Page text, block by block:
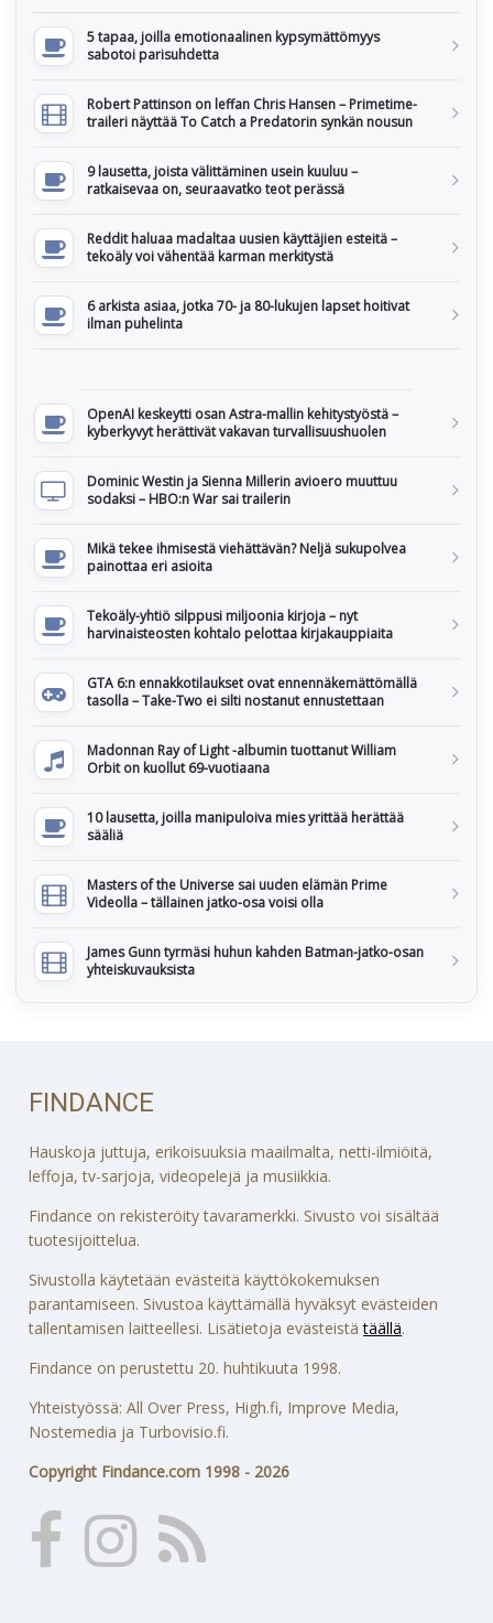
5 tapaa, joilla emotionaalinen kypsymättömyys
sabotoi parisuhdetta
Robert Pattinson on leffan Chris Hansen – Primetime-
traileri näyttää To Catch a Predatorin synkän nousun
9 lausetta, joista välittäminen usein kuuluu –
ratkaisevaa on, seuraavatko teot perässä
Reddit haluaa madaltaa uusien käyttäjien esteitä –
tekoäly voi vähentää karman merkitystä
6 arkista asiaa, jotka 70- ja 80-lukujen lapset hoitivat
ilman puhelinta
OpenAI keskeytti osan Astra-mallin kehitystyöstä –
kyberkyvyt herättivät vakavan turvallisuushuolen
Dominic Westin ja Sienna Millerin avioero muuttuu
sodaksi – HBO:n War sai trailerin
Mikä tekee ihmisestä viehättävän? Neljä sukupolvea
painottaa eri asioita
Tekoäly-yhtiö silppusi miljoonia kirjoja – nyt
harvinaisteosten kohtalo pelottaa kirjakauppiaita
GTA 6:n ennakkotilaukset ovat ennennäkemättömällä
tasolla – Take-Two ei silti nostanut ennustettaan
Madonnan Ray of Light -albumin tuottanut William
Orbit on kuollut 69-vuotiaana
10 lausetta, joilla manipuloiva mies yrittää herättää
sääliä
Masters of the Universe sai uuden elämän Prime
Videolla – tällainen jatko-osa voisi olla
James Gunn tyrmäsi huhun kahden Batman-jatko-osan
yhteiskuvauksista
FINDANCE
Hauskoja juttuja, erikoisuuksia maailmalta, netti-ilmiöitä,
leffoja, tv-sarjoja, videopelejä ja musiikkia.
Findance on rekisteröity tavaramerkki. Sivusto voi sisältää
tuotesijoittelua.
Sivustolla käytetään evästeitä käyttökokemuksen
parantamiseen. Sivustoa käyttämällä hyväksyt evästeiden
tallentamisen laitteellesi. Lisätietoja evästeistätäällä.
Findance on perustettu 20. huhtikuuta 1998.
Yhteistyössä: All Over Press, High.fi, Improve Media,
Nostemedia ja Turbovisio.fi.
Copyright Findance.com 1998 - 2026